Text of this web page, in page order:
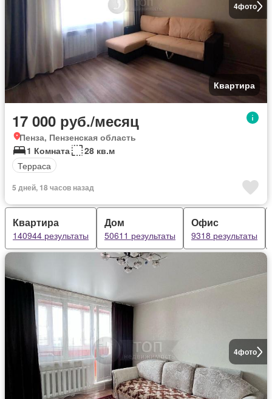
4фото
Квартира
17 000 руб./месяц
Пенза, Пензенская область
1 Комната
28 кв.м
Терраса
5 дней, 18 часов назад
Квартира
140944 результаты
Дом
50611 результаты
Офис
9318 результаты
4фото